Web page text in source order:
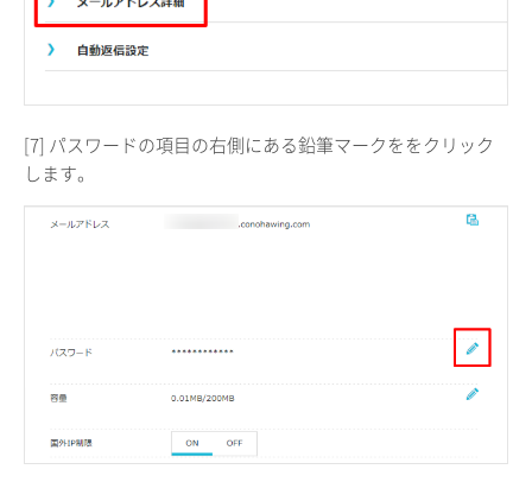
[7] パスワードの項目の右側にある鉛筆マークををクリック
します。